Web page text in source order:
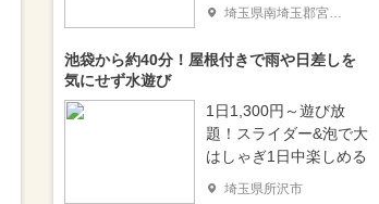
埼玉県南埼玉郡宮代町
池袋から約40分！屋根付きで雨や日差しを
気にせず水遊び
1日1,300円～遊び放
題！スライダー&泡で大
はしゃぎ1日中楽しめる
埼玉県所沢市